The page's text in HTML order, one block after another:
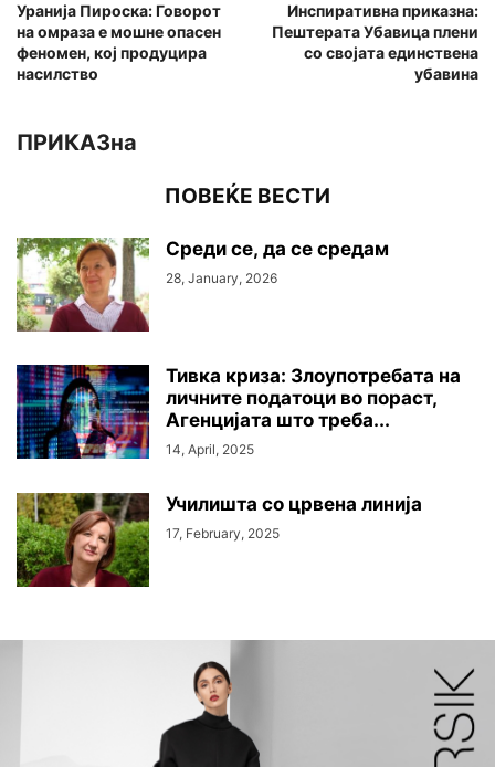
Уранија Пироска: Говорот
на омраза е мошне опасен
феномен, кој продуцира
насилство
Инспиративна приказна:
Пештерата Убавица плени
со својата единствена
убавина
ПРИКАЗна
ПОВЕЌЕ ВЕСТИ
Среди се, да се средам
28, January, 2026
Тивка криза: Злоупотребата на
личните податоци во пораст,
Агенцијата што треба...
14, April, 2025
Училишта со црвена линија
17, February, 2025